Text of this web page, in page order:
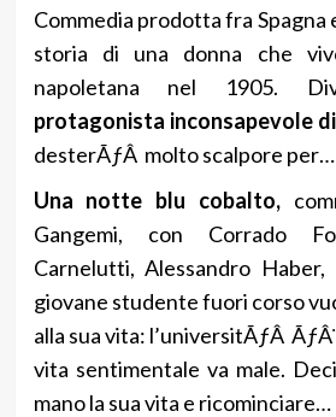
Commedia prodotta fra Spagna
storia di una donna che
napoletana nel 1905.
protagonista inconsapevole
desterÃƒÂ molto scalpore per…
Una notte blu cobalto,
Gangemi, con Corrado
Carnelutti, Alessandro
giovane studente fuori corso
alla sua vita: l’universitÃƒÂ
vita sentimentale va male.
mano la sua vita e ricominciare…